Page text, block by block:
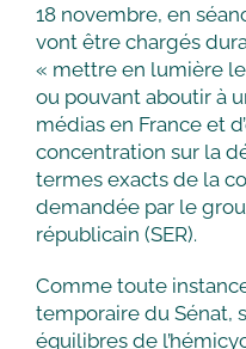
18 novembre, en
vont être chargés
« mettre en lumière
ou pouvant aboutir à
médias en France et
concentration sur la
termes exacts de la
demandée par le
républicain (SER).
Comme toute
temporaire du Sénat,
équilibres de